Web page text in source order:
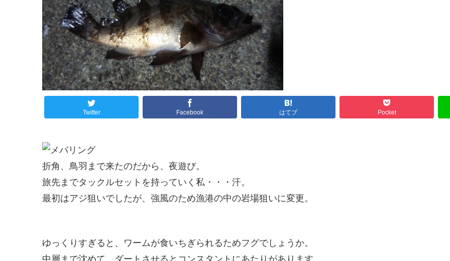
Twitter Facebook はてブ Pocket
折角、鳥羽まで来たのだから、夜遊び。
旅先までタックルセットを持っていく私・・・汗。
最初はアジ狙いでしたが、強風のため漁港の中の岩場狙いに変更。
ゆっくりすぎると、ワームが食いちぎられるためフグでしょうか。
中層まで沈めて、ダートさせるとコンスタントにあたりがあります。